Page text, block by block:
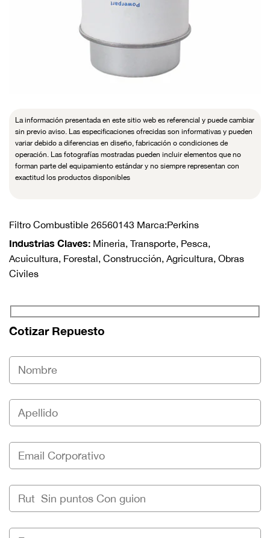
La información presentada en este sitio web es referencial y puede cambiar
sin previo aviso. Las especificaciones ofrecidas son informativas y pueden
variar debido a diferencias en diseño, fabricación o condiciones de
operación. Las fotografías mostradas pueden incluir elementos que no
forman parte del equipamiento estándar y no siempre representan con
exactitud los productos disponibles
Filtro Combustible 26560143 Marca:Perkins
Industrias Claves: Mineria, Transporte, Pesca,
Acuicultura, Forestal, Construcción, Agricultura, Obras
Civiles
Cotizar Repuesto